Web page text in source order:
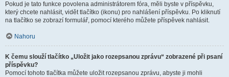
Pokud je tato funkce povolena administrátorem fóra, měli byste v příspěvku,
který chcete nahlásit, vidět tlačítko (ikonu) pro nahlášení příspěvku. Po kliknutí
na tlačítko se zobrazí formulář, pomocí kterého můžete příspěvek nahlásit.
Nahoru
K čemu slouží tlačítko „Uložit jako rozepsanou zprávu“ zobrazené při psaní
příspěvku?
Pomocí tohoto tlačítka můžete uložit rozepsanou zprávu, abyste ji mohli